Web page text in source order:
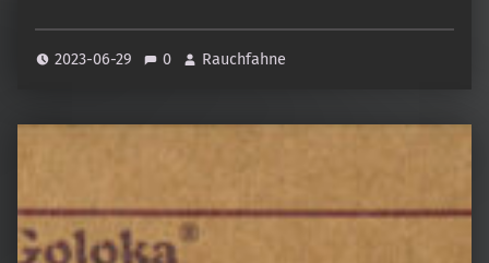
2023-06-29 0 Rauchfahne